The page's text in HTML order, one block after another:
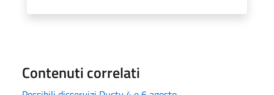
Contenuti correlati